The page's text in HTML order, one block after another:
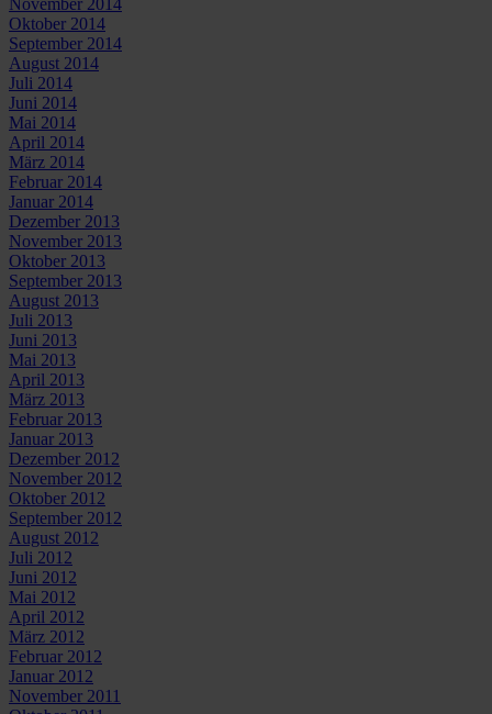
Oktober 2014
September 2014
August 2014
Juli 2014
Juni 2014
Mai 2014
April 2014
März 2014
Februar 2014
Januar 2014
Dezember 2013
November 2013
Oktober 2013
September 2013
August 2013
Juli 2013
Juni 2013
Mai 2013
April 2013
März 2013
Februar 2013
Januar 2013
Dezember 2012
November 2012
Oktober 2012
September 2012
August 2012
Juli 2012
Juni 2012
Mai 2012
April 2012
März 2012
Februar 2012
Januar 2012
November 2011